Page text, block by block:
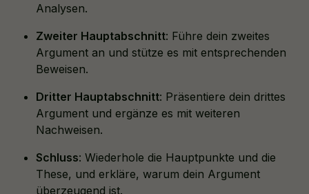
Analysen.
Zweiter Hauptabschnitt: Führe dein zweites
Argument an und stütze es mit entsprechenden
Beweisen.
Dritter Hauptabschnitt: Präsentiere dein drittes
Argument und ergänze es mit weiteren
Nachweisen.
Schluss: Wiederhole die Hauptpunkte und die
These, und erkläre, warum dein Argument
überzeugend ist.